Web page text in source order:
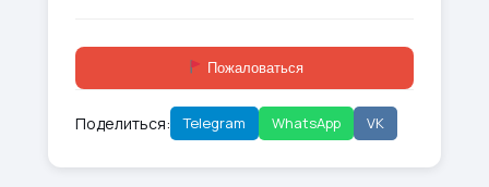
Пожаловаться
Поделиться: Telegram WhatsApp VK